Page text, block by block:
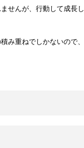
せんが、行動して成長
み重ねでしかないので